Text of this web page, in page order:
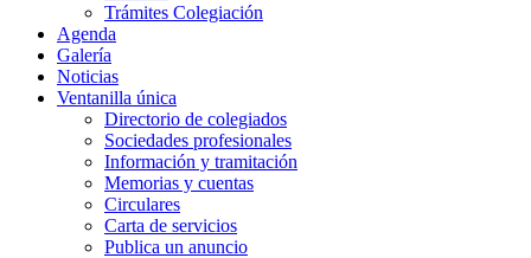
Trámites Colegiación
Agenda
Galería
Noticias
Ventanilla única
Directorio de colegiados
Sociedades profesionales
Información y tramitación
Memorias y cuentas
Circulares
Carta de servicios
Publica un anuncio